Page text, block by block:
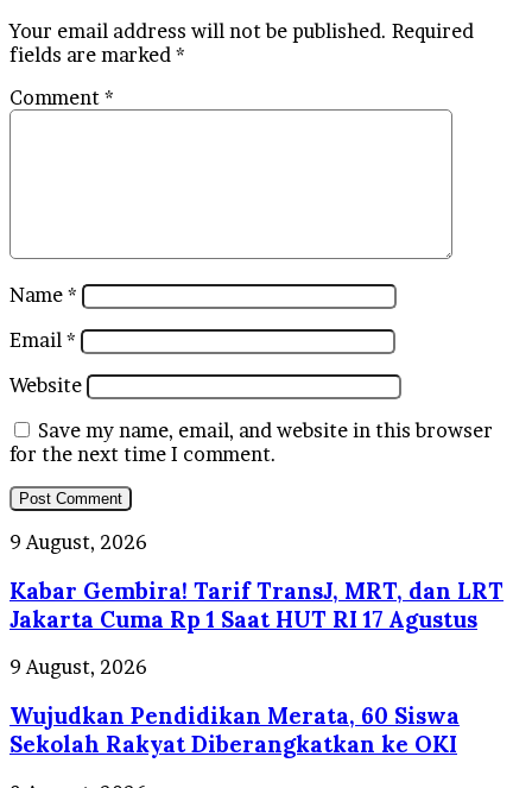
Your email address will not be published. Required
fields are marked *
Comment *
Name *
Email *
Website
Save my name, email, and website in this browser
for the next time I comment.
Kabar
Tarif
TransJ,
MRT,
dan
Jakarta
Cuma
Rp
9 August, 2026
Kabar Gembira! Tarif TransJ, MRT, dan LRT
Jakarta Cuma Rp 1 Saat HUT RI 17 Agustus
Wujudkan
Merata,
60
Siswa
9 August, 2026
Wujudkan Pendidikan Merata, 60 Siswa
Sekolah Rakyat Diberangkatkan ke OKI